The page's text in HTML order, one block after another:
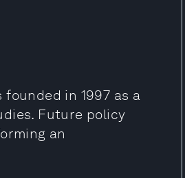
in 1997 as a
Future policy
an